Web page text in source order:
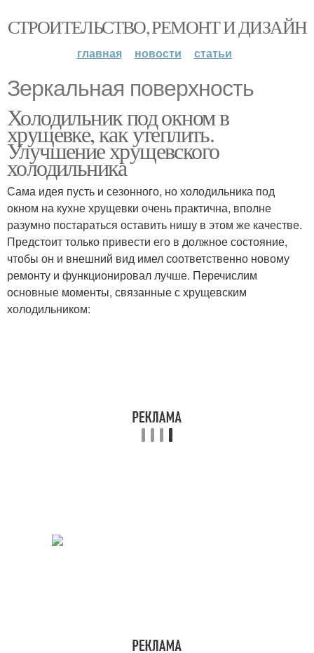
СТРОИТЕЛЬСТВО, РЕМОНТ И ДИЗАЙН
главная новости статьи
Зеркальная поверхность
Холодильник под окном в
хрущевке, как утеплить.
Улучшение хрущевского
холодильника
Сама идея пусть и сезонного, но холодильника под
окном на кухне хрущевки очень практична, вполне
разумно постараться оставить нишу в этом же качестве.
Предстоит только привести его в должное состояние,
чтобы он и внешний вид имел соответственно новому
ремонту и функционировал лучше. Перечислим
основные моменты, связанные с хрущевским
холодильником: